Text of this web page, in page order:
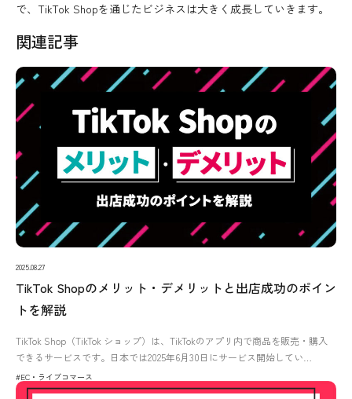
で、TikTok Shopを通じたビジネスは大きく成長していきます。
関連記事
2025.08.27
TikTok Shopのメリット・デメリットと出店成功のポイン
トを解説
TikTok Shop（TikTok ショップ）は、TikTokのアプリ内で商品を販売・購入
できるサービスです。日本では2025年6月30日にサービス開始してい…
#EC・ライブコマース